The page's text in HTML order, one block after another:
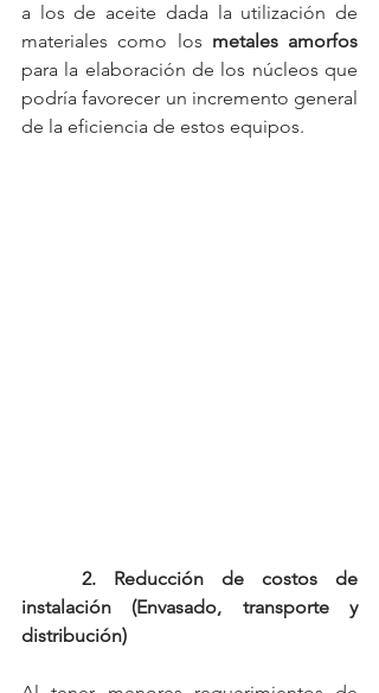
a los de aceite dada la utilización de
materiales como los metales amorfos
para la elaboración de los núcleos que
podría favorecer un incremento general
de la eficiencia de estos equipos.
2. Reducción de costos de
instalación (Envasado, transporte y
distribución)